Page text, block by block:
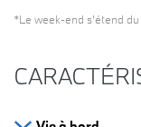
Choisir la BMW
La BMW Série 2
pratique et facile à
*Le week-end s’étend